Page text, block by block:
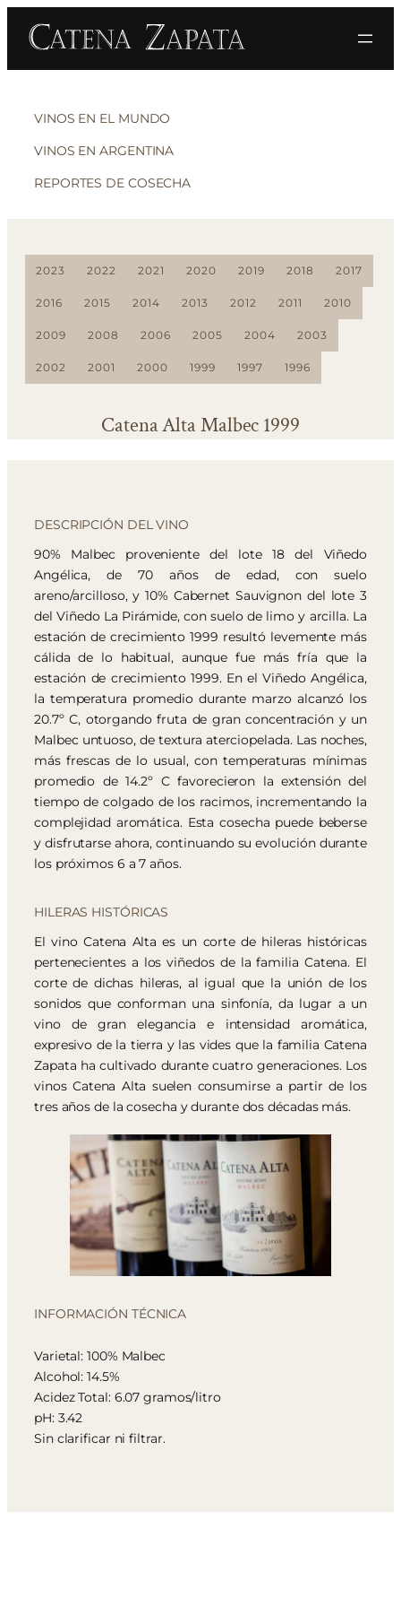
VINOS EN EL MUNDO
VINOS EN ARGENTINA
REPORTES DE COSECHA
2023 2022 2021 2020 2019 2018 2017
2016 2015 2014 2013 2012 2011 2010
2009 2008 2006 2005 2004 2003
2002 2001 2000 1999 1997 1996
Catena Alta Malbec 1999
DESCRIPCIÓN DEL VINO
90% Malbec proveniente del lote 18 del Viñedo
Angélica, de 70 años de edad, con suelo
areno/arcilloso, y 10% Cabernet Sauvignon del lote 3
del Viñedo La Pirámide, con suelo de limo y arcilla. La
estación de crecimiento 1999 resultó levemente más
cálida de lo habitual, aunque fue más fría que la
estación de crecimiento 1999. En el Viñedo Angélica,
la temperatura promedio durante marzo alcanzó los
20.7º C, otorgando fruta de gran concentración y un
Malbec untuoso, de textura aterciopelada. Las noches,
más frescas de lo usual, con temperaturas mínimas
promedio de 14.2º C favorecieron la extensión del
tiempo de colgado de los racimos, incrementando la
complejidad aromática. Esta cosecha puede beberse
y disfrutarse ahora, continuando su evolución durante
los próximos 6 a 7 años.
HILERAS HISTÓRICAS
El vino Catena Alta es un corte de hileras históricas
pertenecientes a los viñedos de la familia Catena. El
corte de dichas hileras, al igual que la unión de los
sonidos que conforman una sinfonía, da lugar a un
vino de gran elegancia e intensidad aromática,
expresivo de la tierra y las vides que la familia Catena
Zapata ha cultivado durante cuatro generaciones. Los
vinos Catena Alta suelen consumirse a partir de los
tres años de la cosecha y durante dos décadas más.
INFORMACIÓN TÉCNICA
Varietal: 100% Malbec
Alcohol: 14.5%
Acidez Total: 6.07 gramos/litro
pH: 3.42
Sin clarificar ni filtrar.